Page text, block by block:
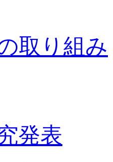
取り組み
発表